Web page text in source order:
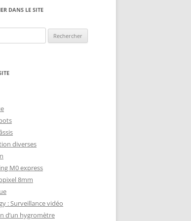
FONCTIONNEMENT D’UN BOUTON
POUSSOIR
RÉALISATIONS EN 3D
3D DU NET
DANS LE SITE
diverses
M0 express
8mm
: Surveillance vidéo
d’un hygromètre